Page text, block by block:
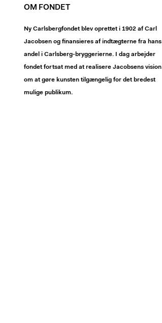
OM FONDET
Ny Carlsbergfondet blev oprettet i 1902 af Carl
Jacobsen og finansieres af indtægterne fra hans
andel i Carlsberg-bryggerierne. I dag arbejder
fondet fortsat med at realisere Jacobsens vision
om at gøre kunsten tilgængelig for det bredest
mulige publikum.